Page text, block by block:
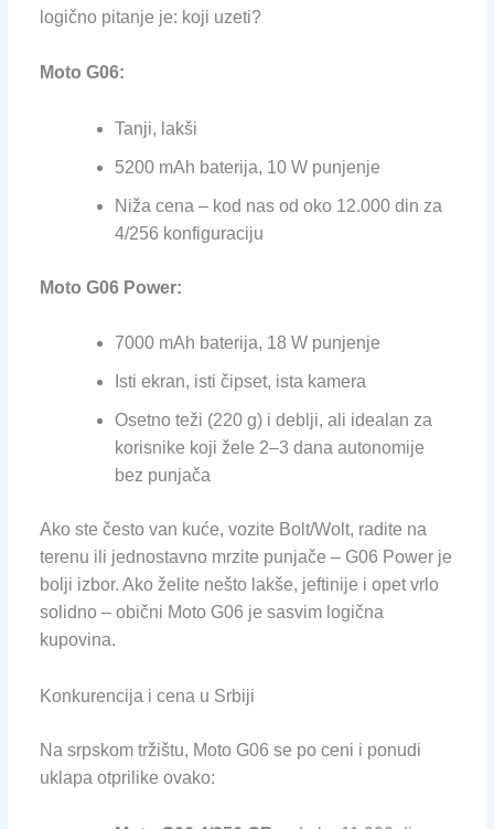
logično pitanje je: koji uzeti?
Moto G06:
Tanji, lakši
5200 mAh baterija, 10 W punjenje
Niža cena – kod nas od oko 12.000 din za
4/256 konfiguraciju
Moto G06 Power:
7000 mAh baterija, 18 W punjenje
Isti ekran, isti čipset, ista kamera
Osetno teži (220 g) i deblji, ali idealan za
korisnike koji žele 2–3 dana autonomije
bez punjača
Ako ste često van kuće, vozite Bolt/Wolt, radite na
terenu ili jednostavno mrzite punjače – G06 Power je
bolji izbor. Ako želite nešto lakše, jeftinije i opet vrlo
solidno – obični Moto G06 je sasvim logična
kupovina.
Konkurencija i cena u Srbiji
Na srpskom tržištu, Moto G06 se po ceni i ponudi
uklapa otprilike ovako: